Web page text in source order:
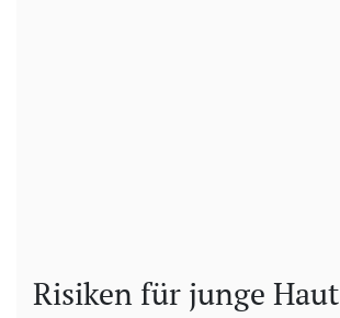
Risiken für junge Haut